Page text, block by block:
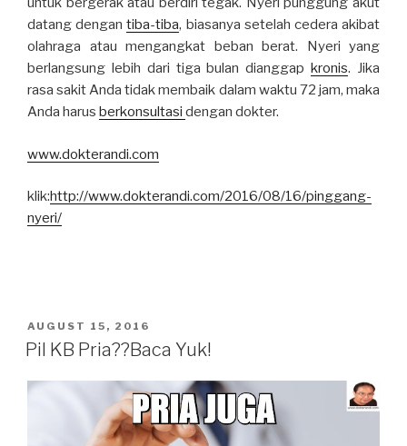
datang dengantiba-tiba, biasanya setelah cedera akibat
olahraga atau mengangkat beban berat. Nyeri yang
berlangsung lebih dari tiga bulan dianggapkronis. Jika
rasa sakit Anda tidak membaik dalam waktu 72 jam, maka
Anda harus berkonsultasi dengan dokter.
www.dokterandi.com
klik:http://www.dokterandi.com/2016/08/16/pinggang-
nyeri/
POSTED
ON
AUGUST 15, 2016
Pil KB Pria??Baca Yuk!